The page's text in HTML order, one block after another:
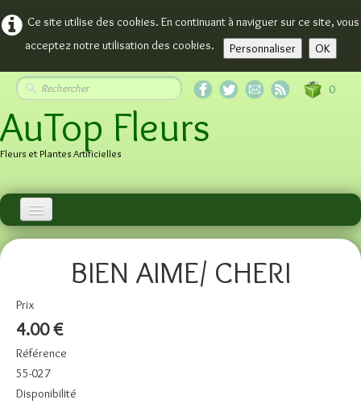
Ce site utilise des cookies. En continuant à naviguer sur ce site, vous
acceptez notre utilisation des cookies.
Personnaliser OK
0
AuTop Fleurs
Fleurs et Plantes Artificielles
Accueil
Plantes Fleuries
ARBRES
Piquet Fleurs
BIEN AIME/ CHERI
Prix
4.00 €
Référence
55-027
Disponibilité